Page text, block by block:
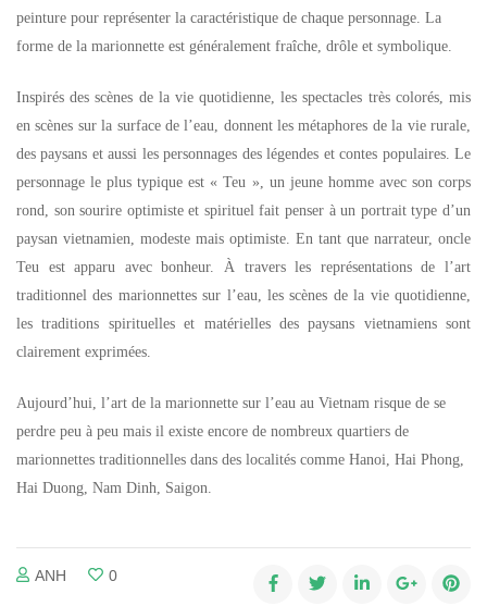
peinture pour représenter la caractéristique de chaque personnage. La
forme de la marionnette est généralement fraîche, drôle et symbolique.
Inspirés des scènes de la vie quotidienne, les spectacles très colorés, mis
en scènes sur la surface de l’eau, donnent les métaphores de la vie rurale,
des paysans et aussi les personnages des légendes et contes populaires. Le
personnage le plus typique est « Teu », un jeune homme avec son corps
rond, son sourire optimiste et spirituel fait penser à un portrait type d’un
paysan vietnamien, modeste mais optimiste. En tant que narrateur, oncle
Teu est apparu avec bonheur. À travers les représentations de l’art
traditionnel des marionnettes sur l’eau, les scènes de la vie quotidienne,
les traditions spirituelles et matérielles des paysans vietnamiens sont
clairement exprimées.
Aujourd’hui, l’art de la marionnette sur l’eau au Vietnam risque de se
perdre peu à peu mais il existe encore de nombreux quartiers de
marionnettes traditionnelles dans des localités comme Hanoi, Hai Phong,
Hai Duong, Nam Dinh, Saigon.
ANH 0